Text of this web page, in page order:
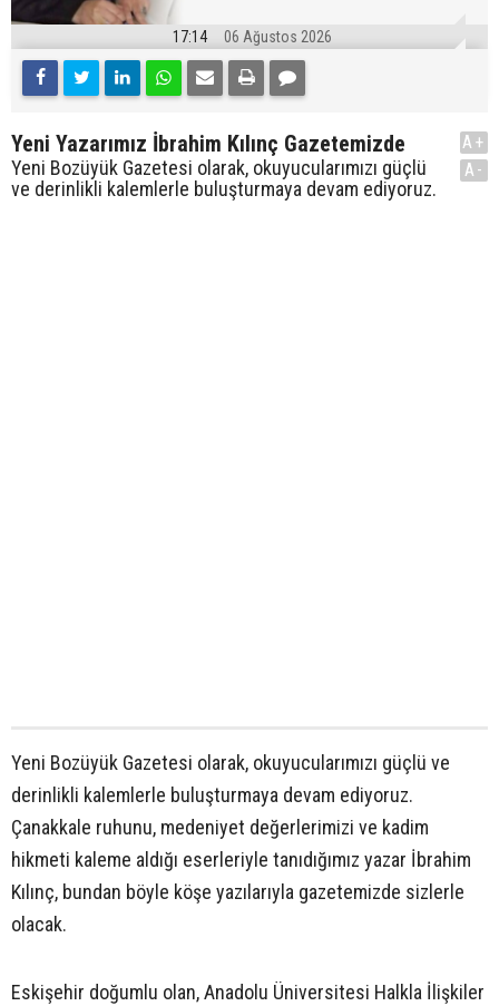
17:14 06 Ağustos 2026
Yeni Yazarımız İbrahim Kılınç Gazetemizde
Yeni Bozüyük Gazetesi olarak, okuyucularımızı güçlü
ve derinlikli kalemlerle buluşturmaya devam ediyoruz.
A+
A-
Yeni Bozüyük Gazetesi olarak, okuyucularımızı güçlü ve
derinlikli kalemlerle buluşturmaya devam ediyoruz.
Çanakkale ruhunu, medeniyet değerlerimizi ve kadim
hikmeti kaleme aldığı eserleriyle tanıdığımız yazar İbrahim
Kılınç, bundan böyle köşe yazılarıyla gazetemizde sizlerle
olacak.
Eskişehir doğumlu olan, Anadolu Üniversitesi Halkla İlişkiler